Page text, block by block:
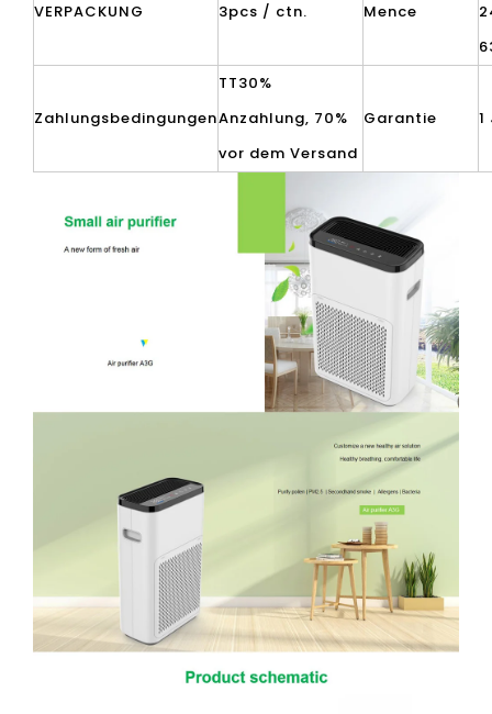
VERPACKUNG 3pcs / ctn. Mence
Zahlungsbedingungen
TT30%
Anzahlung, 70%
vor dem Versand
Garantie 1